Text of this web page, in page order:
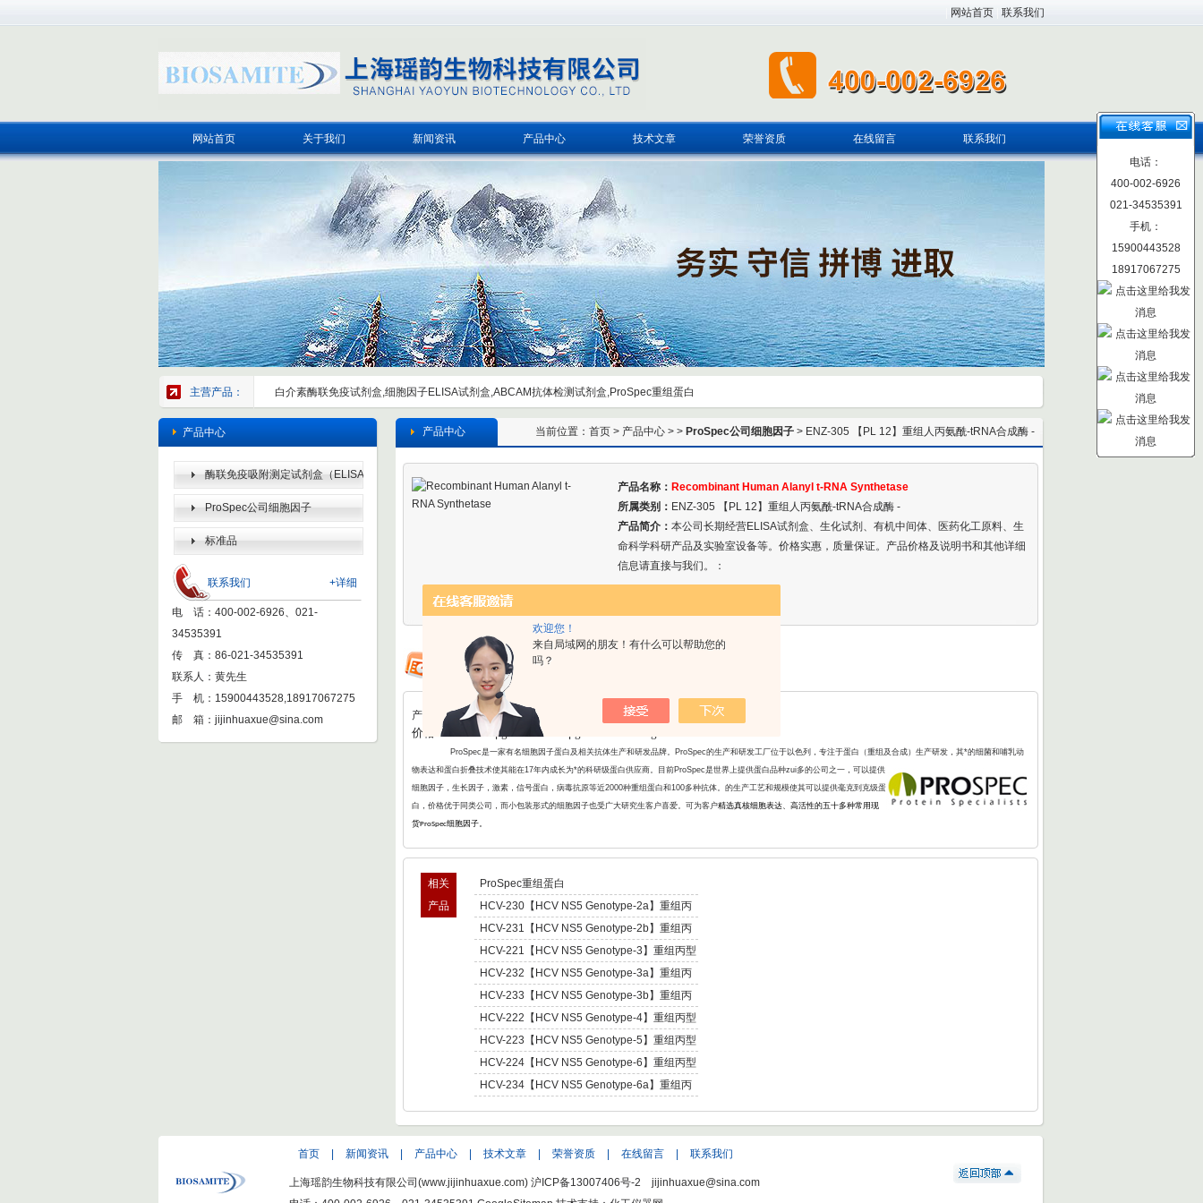
欢迎您！
来自局域网的朋友！有什么可以帮助您的
吗？
网站首页 联系我们
网站首页 关于我们 新闻资讯 产品中心 技术文章 荣誉资质 在线留言 联系我们
主营产品： 白介素酶联免疫试剂盒,细胞因子ELISA试剂盒,ABCAM抗体检测试剂盒,ProSpec重组蛋白
产品中心
酶联免疫吸附测定试剂盒（ELISA
KIT） ProSpec公司细胞因子
标准品
+详细
联系我们
电 话：400-002-6926、021-
34535391
传 真：86-021-34535391
联系人：黄先生
手 机：15900443528,18917067275
邮 箱： jijinhuaxue@sina.com
当前位置： 首页 > 产品中心 > > ProSpec公司细胞因子 > ENZ-305 【PL 12】重组人丙氨酰-tRNA合成酶 -
产品中心
产品名称： Recombinant Human Alanyl t-RNA Synthetase
所属类别： ENZ-305 【PL 12】重组人丙氨酰-tRNA合成酶 -
产品简介： 本公司长期经营ELISA试剂盒、生化试剂、有机中间体、医药化工原料、生
命科学科研产品及实验室设备等。价格实惠，质量保证。产品价格及说明书和其他详细
信息请直接与我们。：
产品详情
价格: ￥800/5μg ￥2080/20μg ￥44800/1mg
ProSpec是一家有名细胞因子蛋白及相关抗体生产和研发品牌。ProSpec的生产和研发工厂位于以色列，专注于蛋白（重组及合成）生产研发，其*的细菌和哺乳动
物表达和蛋白折叠技术使其能在17年内成长为*的科研级蛋白供应商。目前ProSpec是世界上提供蛋白品种zui多的公司之一，可以提供
细胞因子，生长因子，激素，信号蛋白，病毒抗原等近2000种重组蛋白和100多种抗体。的生产工艺和规模使其可以提供毫克到克级蛋
白，价格优于同类公司，而小包装形式的细胞因子也受广大研究生客户喜爱。可为客户精选真核细胞表达、高活性的五十多种常用现
货ProSpec细胞因子。
相关
产品
ProSpec重组蛋白
HCV-230【HCV NS5 Genotype-2a】重组丙
型肝炎病毒NS5,基因型2a -Recombinant
Hepatitis C Virus NS5 enotype-2a
HCV-231【HCV NS5 Genotype-2b】重组丙
型肝炎病毒NS5,基因型2b -Recombinant
Hepatitis C Virus NS5 enotype-2b
HCV-221【HCV NS5 Genotype-3】重组丙型
肝炎病毒NS5,基因型3 -Recombinant Hepatitis
C Virus NS5 enotype-3
HCV-232【HCV NS5 Genotype-3a】重组丙
型肝炎病毒NS5,基因型3a -Recombinant
Hepatitis C Virus NS5 enotype-3a
HCV-233【HCV NS5 Genotype-3b】重组丙
型肝炎病毒NS5,基因型3b -Recombinant
Hepatitis C Virus NS5 enotype-3b
HCV-222【HCV NS5 Genotype-4】重组丙型
肝炎病毒NS5,基因型4 -Recombinant Hepatitis
C Virus NS5 enotype-4
HCV-223【HCV NS5 Genotype-5】重组丙型
肝炎病毒NS5,基因型5 -Recombinant Hepatitis
C Virus NS5 enotype-5
HCV-224【HCV NS5 Genotype-6】重组丙型
肝炎病毒NS5,基因型6 -Recombinant Hepatitis
HCV-234【HCV NS5 Genotype-6a】重组丙
Hepatitis C Virus NS5 enotype-6a
首页 新闻资讯 产品中心 技术文章 荣誉资质 在线留言 联系我们
上海瑶韵生物科技有限公司(www.jijinhuaxue.com) 沪ICP备13007406号-2
jijinhuaxue@sina.com
电话：
400-002-6926
021-34535391
手机：
15900443528
18917067275